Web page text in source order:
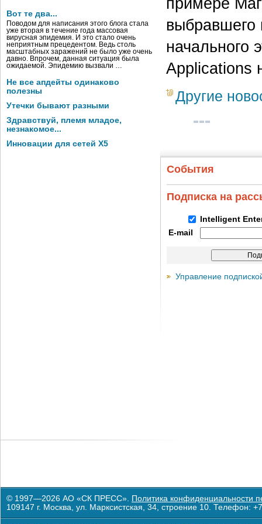
Вот те два...
Поводом для написания этого блога стала
уже вторая в течение года массовая
вирусная эпидемия. И это стало очень
неприятным прецедентом. Ведь столь
масштабных заражений не было уже очень
давно. Впрочем, данная ситуация была
ожидаемой. Эпидемию вызвали …
Не все апдейты одинаково
полезны
Утечки бывают разными
Здравствуй, племя младое,
незнакомое...
Инновации для сетей X5
выбравшего
начального
Applications
Другие
События
Подписка на
Intelligent
E-mail
Управление
© 1997—2026 АО «СК ПРЕСС». Политика конфиденциальности
109147 г. Москва, ул. Марксистская, 34, строение 10. Телефон: